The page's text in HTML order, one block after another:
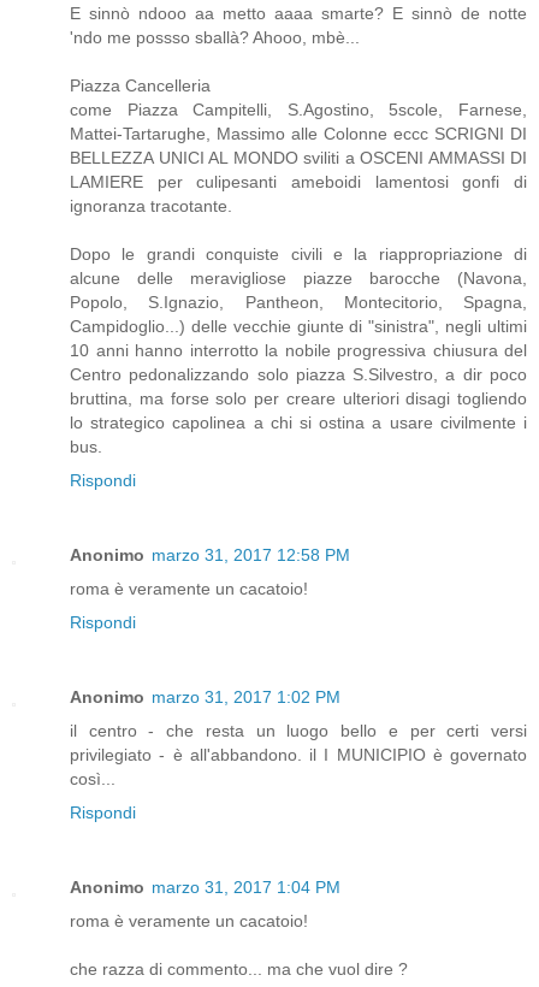
E sinnò ndooo aa metto aaaa smarte? E sinnò de notte
'ndo me possso sballà? Ahooo, mbè...
Piazza Cancelleria
come Piazza Campitelli, S.Agostino, 5scole, Farnese,
Mattei-Tartarughe, Massimo alle Colonne eccc SCRIGNI DI
BELLEZZA UNICI AL MONDO sviliti a OSCENI AMMASSI DI
LAMIERE per culipesanti ameboidi lamentosi gonfi di
ignoranza tracotante.
Dopo le grandi conquiste civili e la riappropriazione di
alcune delle meravigliose piazze barocche (Navona,
Popolo, S.Ignazio, Pantheon, Montecitorio, Spagna,
Campidoglio...) delle vecchie giunte di "sinistra", negli ultimi
10 anni hanno interrotto la nobile progressiva chiusura del
Centro pedonalizzando solo piazza S.Silvestro, a dir poco
bruttina, ma forse solo per creare ulteriori disagi togliendo
lo strategico capolinea a chi si ostina a usare civilmente i
bus.
Rispondi
Anonimo marzo 31, 2017 12:58 PM
roma è veramente un cacatoio!
Rispondi
Anonimo marzo 31, 2017 1:02 PM
il centro - che resta un luogo bello e per certi versi
privilegiato - è all'abbandono. il I MUNICIPIO è governato
così...
Rispondi
Anonimo marzo 31, 2017 1:04 PM
roma è veramente un cacatoio!
che razza di commento... ma che vuol dire ?